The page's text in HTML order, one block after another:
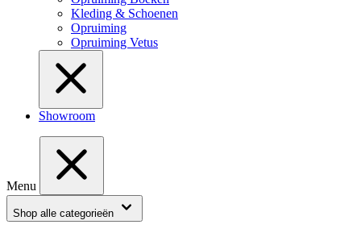
Kleding & Schoenen
Opruiming
Opruiming Vetus
Showroom
Menu
Shop alle categorieën